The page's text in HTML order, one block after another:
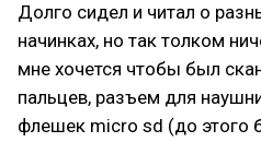
Долго сидел и читал о
начинках, но так толком
мне хочется чтобы был
пальцев, разъем для
флешек micro sd (до этого